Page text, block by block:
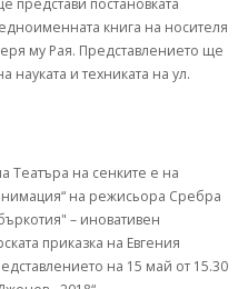
представи постановката
книга на носителя
му Рая. Представлението ще
науката и техниката на ул.
Театъра на сенките е на
на режисьора Сребра
– иновативен
приказка на Евгения
на 15 май от 15.30